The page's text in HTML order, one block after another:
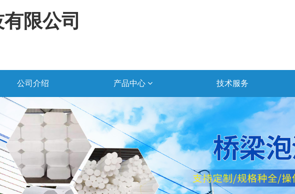
限公司
公司介绍 产品中心 技术服务